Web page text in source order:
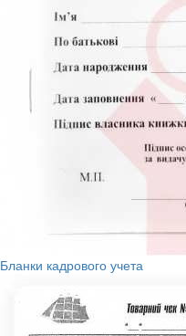
Бланки кадрового учета